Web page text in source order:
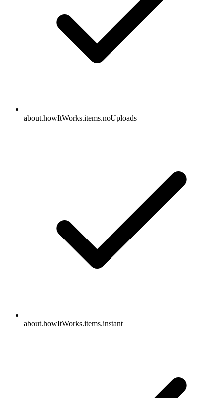
about.howItWorks.items.noUploads
about.howItWorks.items.instant